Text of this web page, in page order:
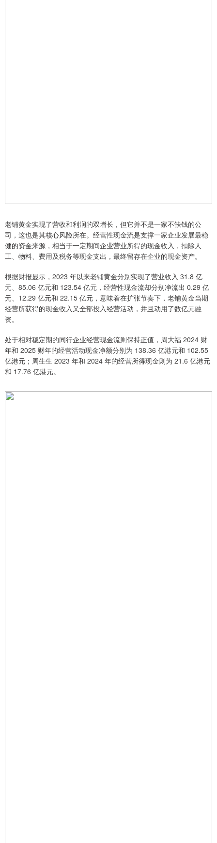
老铺黄金实现了营收和利润的双增长，但它并不是一家不缺钱的公
司，这也是其核心风险所在。经营性现金流是支撑一家企业发展最稳
健的资金来源，相当于一定期间企业营业所得的现金收入，扣除人
工、物料、费用及税务等现金支出，最终留存在企业的现金资产。
根据财报显示，2023 年以来老铺黄金分别实现了营业收入 31.8 亿
元、85.06 亿元和 123.54 亿元，经营性现金流却分别净流出 0.29 亿
元、12.29 亿元和 22.15 亿元，意味着在扩张节奏下，老铺黄金当期
经营所获得的现金收入又全部投入经营活动，并且动用了数亿元融
资。
处于相对稳定期的同行企业经营现金流则保持正值，周大福 2024 财
年和 2025 财年的经营活动现金净额分别为 138.36 亿港元和 102.55
亿港元；周生生 2023 年和 2024 年的经营所得现金则为 21.6 亿港元
和 17.76 亿港元。